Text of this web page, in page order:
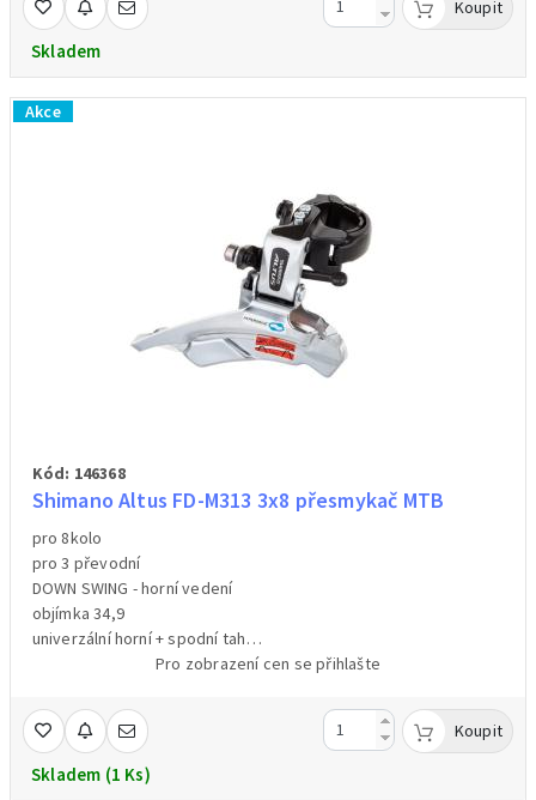
Skladem
Koupit
Akce
Kód: 146368
Shimano Altus FD-M313 3x8 přesmykač MTB
pro 8kolo
pro 3 převodní
DOWN SWING - horní vedení
objímka 34,9
univerzální horní + spodní tah
Pro zobrazení cen se přihlašte
Skladem (1 Ks)
Koupit